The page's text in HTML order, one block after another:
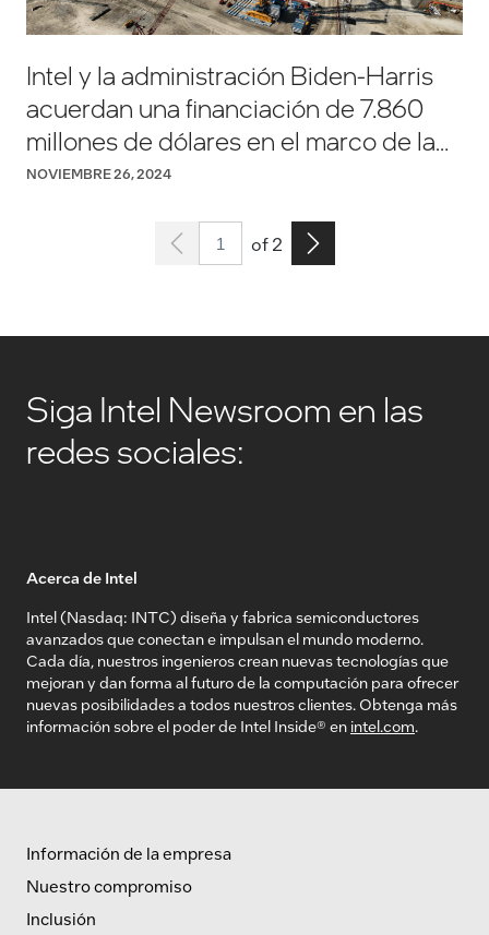
Intel y la administración Biden-Harris
acuerdan una financiación de 7.860
millones de dólares en el marco de la
Ley CHIPS de Estados Unidos
NOVIEMBRE 26, 2024
Page 1 of 2 Go to the next page
Siga Intel Newsroom en las
redes sociales:
Acerca de Intel
Intel (Nasdaq: INTC) diseña y fabrica semiconductores
avanzados que conectan e impulsan el mundo moderno.
Cada día, nuestros ingenieros crean nuevas tecnologías que
mejoran y dan forma al futuro de la computación para ofrecer
nuevas posibilidades a todos nuestros clientes. Obtenga más
información sobre el poder de Intel Inside® en intel.com.
Información de la empresa
Nuestro compromiso
Inclusión